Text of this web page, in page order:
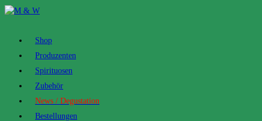
Zum
Shop
Produzenten
Spirituosen
Zubehör
News / Degustation
Bestellungen